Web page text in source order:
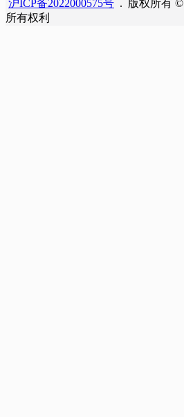
沪ICP备2022000575号 . 版权所有 ©
所有权利